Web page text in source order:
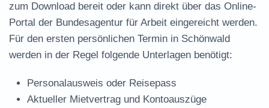
zum Download bereit oder kann direkt über das Online-
Portal der Bundesagentur für Arbeit eingereicht werden.
Für den ersten persönlichen Termin in Schönwald
werden in der Regel folgende Unterlagen benötigt:
Personalausweis oder Reisepass
Aktueller Mietvertrag und Kontoauszüge